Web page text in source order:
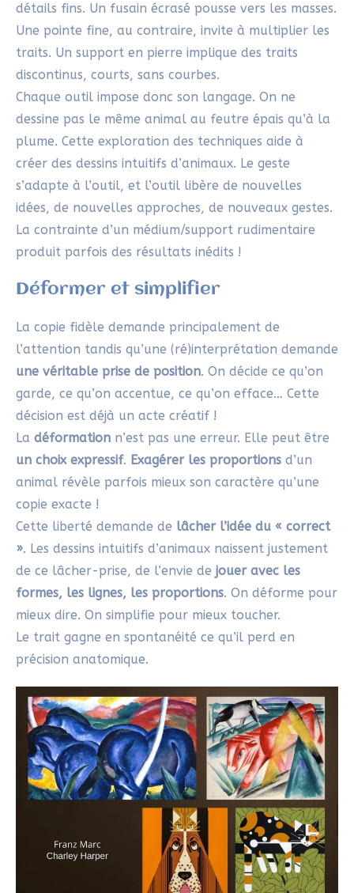
détails fins. Un fusain écrasé pousse vers les masses.
Une pointe fine, au contraire, invite à multiplier les
traits. Un support en pierre implique des traits
discontinus, courts, sans courbes.
Chaque outil impose donc son langage. On ne
dessine pas le même animal au feutre épais qu’à la
plume. Cette exploration des techniques aide à
créer des dessins intuitifs d’animaux. Le geste
s’adapte à l’outil, et l’outil libère de nouvelles
idées, de nouvelles approches, de nouveaux gestes.
La contrainte d’un médium/support rudimentaire
produit parfois des résultats inédits !
Déformer et simplifier
La copie fidèle demande principalement de
l’attention tandis qu’une (ré)interprétation demande
une véritable prise de position. On décide ce qu’on
garde, ce qu’on accentue, ce qu’on efface… Cette
décision est déjà un acte créatif !
La déformation n’est pas une erreur. Elle peut être
un choix expressif. Exagérer les proportions d’un
animal révèle parfois mieux son caractère qu’une
copie exacte !
Cette liberté demande de lâcher l’idée du « correct
». Les dessins intuitifs d’animaux naissent justement
de ce lâcher-prise, de l’envie de jouer avec les
formes, les lignes, les proportions. On déforme pour
mieux dire. On simplifie pour mieux toucher.
Le trait gagne en spontanéité ce qu’il perd en
précision anatomique.
5 jours pour
retrouver le plaisir de
créer librement.
Une expérience sensible pour
réveiller ton élan créatif en
quelques minutes par jour.
Oser créer sans te
demander si c’est « bien »